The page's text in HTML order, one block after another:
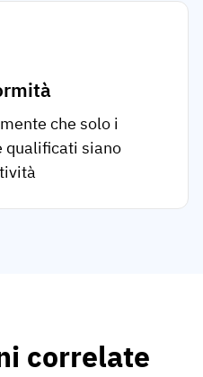
che solo i
qualificati siano
correlate